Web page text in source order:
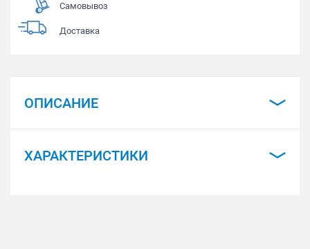
Самовывоз
Доставка
ОПИСАНИЕ
ХАРАКТЕРИСТИКИ